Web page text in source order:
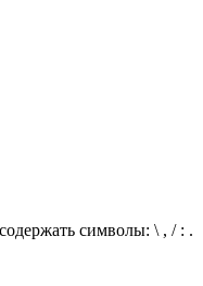
символы: \ , / : .